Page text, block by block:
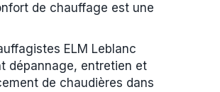
de chauffage est une
ELM Leblanc
dépannage, entretien et
de chaudières dans